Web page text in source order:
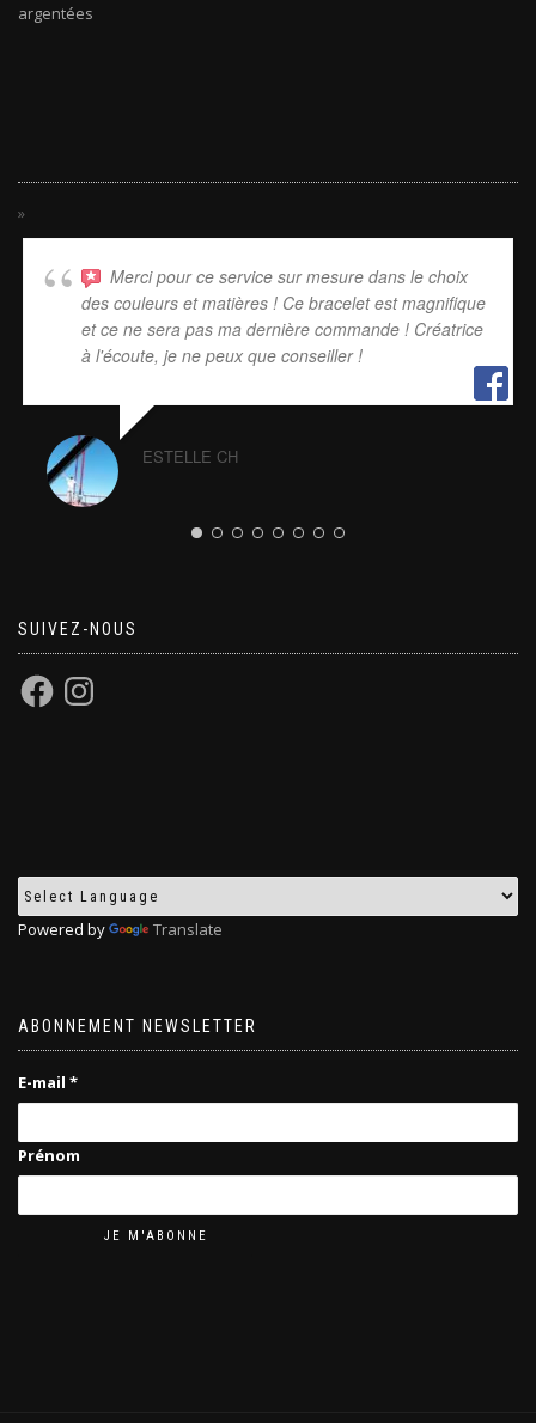
argentées
Merci pour ce service sur mesure dans le choix
des couleurs et matières ! Ce bracelet est magnifique
et ce ne sera pas ma dernière commande ! Créatrice
à l'écoute, je ne peux que conseiller !
ESTELLE CH
SUIVEZ-NOUS
Powered by Translate
ABONNEMENT NEWSLETTER
E-mail *
Prénom